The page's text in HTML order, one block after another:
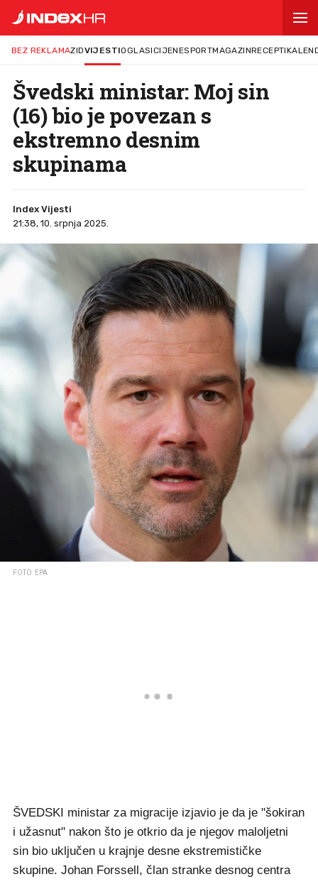
BEZ REKLAMAZIDVIJESTIOGLASICIJENESPORTMAGAZINRECEPTI
Švedski ministar: Moj sin
(16) bio je povezan s
ekstremno desnim
skupinama
Index Vijesti
21:38, 10. srpnja 2025.
FOTO: EPA
ŠVEDSKI ministar za migracije izjavio je da je "šokiran
i užasnut" nakon što je otkrio da je njegov maloljetni
sin bio uključen u krajnje desne ekstremističke
skupine. Johan Forssell, član stranke desnog centra